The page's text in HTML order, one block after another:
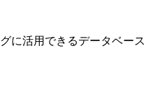
に活用できるデータベース